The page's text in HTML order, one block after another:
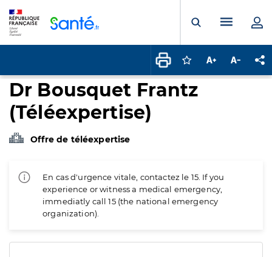
Ouvrir laMenu
Connectez-vous
Augmenter la
Dr Bousquet Frantz
(Téléexpertise)
Offre de téléexpertise
En cas d'urgence vitale, contactez le 15. If you
experience or witness a medical emergency,
immediatly call 15 (the national emergency
organization).